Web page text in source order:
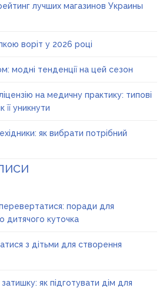
лучших магазинов Украины
воріт у 2026 році
модні тенденції на цей сезон
на медичну практику: типові
її уникнути
як вибрати потрібний
поради для
дитячого куточка
з дітьми для створення
як підготувати дім для